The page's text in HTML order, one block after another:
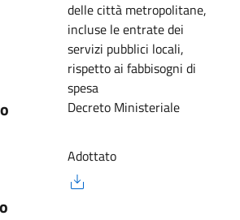
delle città metropolitane,
incluse le entrate dei
servizi pubblici locali,
rispetto ai fabbisogni di
spesa
Decreto Ministeriale
Adottato